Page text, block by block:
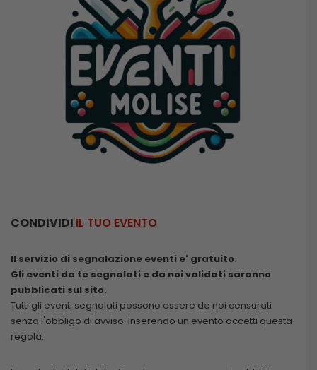
CONDIVIDI IL TUO EVENTO
Il servizio di segnalazione eventi e' gratuito.
Gli eventi da te segnalati e da noi validati saranno
pubblicati sul sito.
Tutti gli eventi segnalati possono essere da noi censurati
senza l'obbligo di avviso. Inserendo un evento accetti questa
regola.